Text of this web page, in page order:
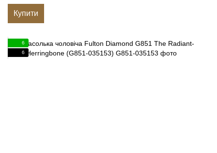
Купити
6
6